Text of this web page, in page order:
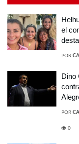
el
POR
Dino
POR
0